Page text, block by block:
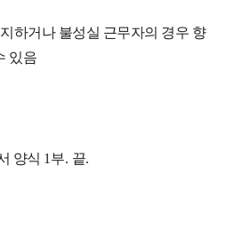
하거나 불성실 근무자의 경우 향
있음
양식 1 부. 끝.